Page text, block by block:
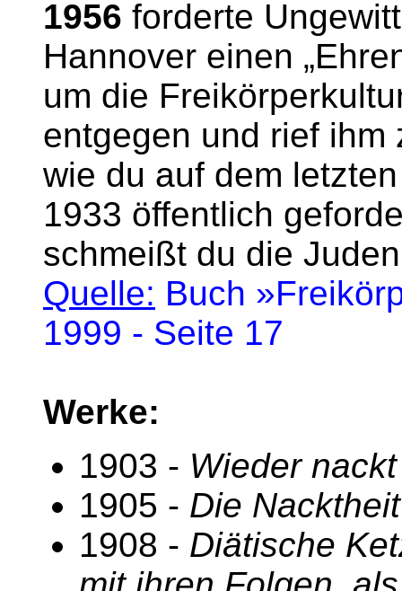
1956 forderte
Hannover einen
um die
entgegen und rief
wie du auf dem
1933 öffentlich
schmeißt du die
Quelle: Buch
1999 - Seite 17
Werke:
1903 - Wieder
1905 - Die Nacktheit
1908 - Diätische